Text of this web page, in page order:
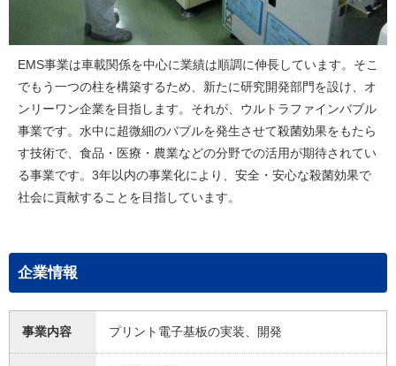
EMS事業は車載関係を中心に業績は順調に伸長しています。そこ
でもう一つの柱を構築するため、新たに研究開発部門を設け、オ
ンリーワン企業を目指します。それが、ウルトラファインバブル
事業です。水中に超微細のバブルを発生させて殺菌効果をもたら
す技術で、食品・医療・農業などの分野での活用が期待されてい
る事業です。3年以内の事業化により、安全・安心な殺菌効果で
社会に貢献することを目指しています。
企業情報
事業内容 プリント電子基板の実装、開発